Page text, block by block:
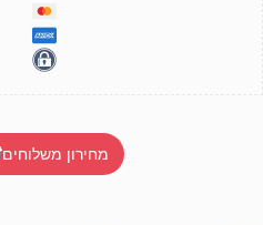
מחירון משלוחים